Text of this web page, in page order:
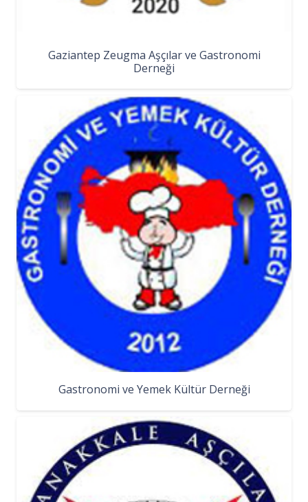
Gaziantep Zeugma Aşçılar ve Gastronomi
Derneği
Gastronomi ve Yemek Kültür Derneği